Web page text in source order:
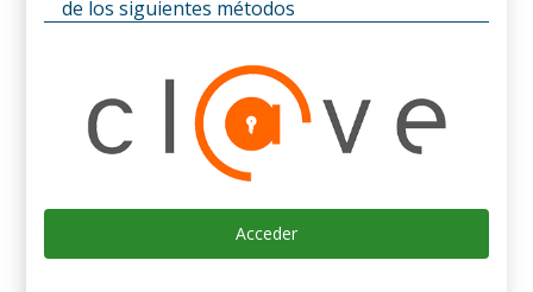
de los siguientes métodos
Acceder